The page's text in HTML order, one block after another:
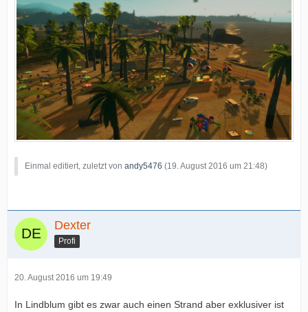
Einmal editiert, zuletzt von andy5476 (19. August 2016 um 21:48)
Dexter
Profi
20. August 2016 um 19:49
In Lindblum gibt es zwar auch einen Strand aber exklusiver ist